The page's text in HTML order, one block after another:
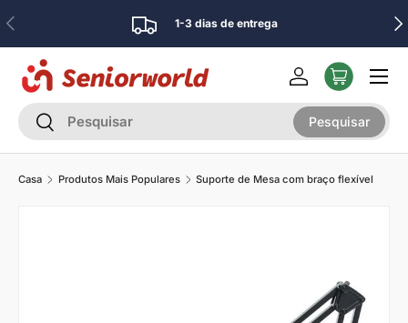
Ir para o conteúdo
Anterior 1-3 dias de entrega
Pesquisar
Pesquisar Pesquisar
Iniciar sessão
Casa Produtos Mais Populares Suporte de Mesa com braço flexível